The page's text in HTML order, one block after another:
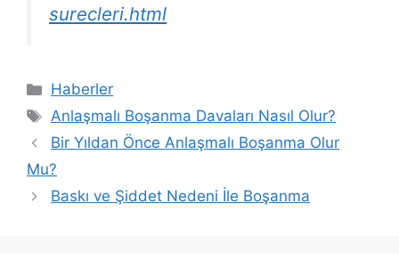
surecleri.html
Kategoriler
Haberler
Etiketler
Anlaşmalı Boşanma Davaları Nasıl Olur?
Bir Yıldan Önce Anlaşmalı Boşanma Olur
Mu?
Baskı ve Şiddet Nedeni İle Boşanma